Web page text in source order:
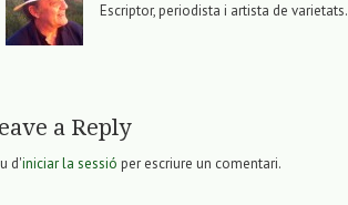
Escriptor, periodista i artista de varietats.
a Reply
d'iniciar la sessió per escriure un comentari.